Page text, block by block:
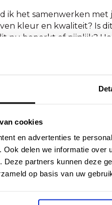
cookies
en advertenties te
delen we informatie
Deze partners kunnen deze
op basis van uw
ik het samenwerken
kleur en kwaliteit? Is
nu beperkt of pijnlijk?
(beter) kunt?
zijn bijgebleven sinds ik
je cliënt samen de
kan worden met
plekken gebroken had
in zijn ‘oude’ leven
over